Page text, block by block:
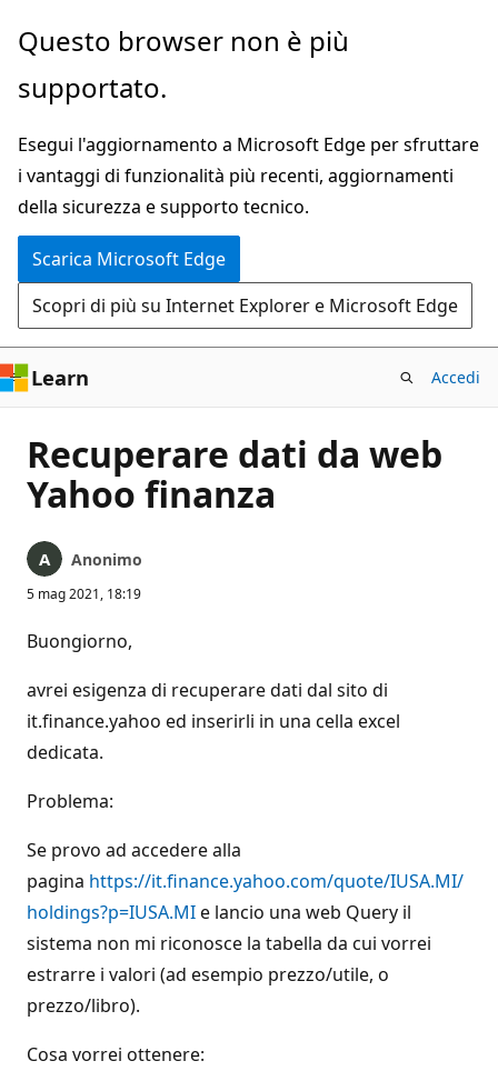
Ignora
passa
contenuto
principale
Questo browser non è più
supportato.
Esegui l'aggiornamento a Microsoft Edge per sfruttare
i vantaggi di funzionalità più recenti, aggiornamenti
della sicurezza e supporto tecnico.
Scarica Microsoft Edge
Scopri di più su Internet Explorer e Microsoft Edge
Learn Accedi
Recuperare dati da web
Yahoo finanza
Anonimo
5 mag 2021, 18:19
Buongiorno,
avrei esigenza di recuperare dati dal sito di
it.finance.yahoo ed inserirli in una cella excel
dedicata.
Problema:
Se provo ad accedere alla
pagina https://it.finance.yahoo.com/quote/IUSA.MI/
holdings?p=IUSA.MIe lancio una web Query il
sistema non mi riconosce la tabella da cui vorrei
estrarre i valori (ad esempio prezzo/utile, o
prezzo/libro).
Cosa vorrei ottenere: